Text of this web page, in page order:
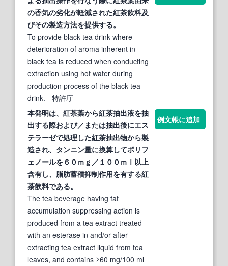
の香気の劣化が軽減された紅茶飲料及
びその製造方法を提供する。
To provide black tea drink where
deterioration of aroma inherent in
black tea is reduced when conducting
extraction using hot water during
production process of the black tea
drink. - 特許庁
本発明は、 紅茶葉から紅茶抽出液を抽
出する際および／または抽出後にエス
テラーゼで処理した紅茶抽出物から製
造され、タンニン量に換算してポリフ
ェノールを６０ｍｇ／１００ｍｌ以上
含有し、脂肪蓄積抑制作用を有する紅
茶飲料である。
The tea beverage having fat
accumulation suppressing action is
produced from a tea extract treated
with an esterase in and/or after
extracting tea extract liquid from tea
leaves, and contains ≥60 mg/100 ml
例文帳に追加